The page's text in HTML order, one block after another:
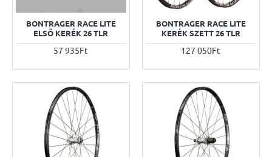
BONTRAGER RACE LITE
ELSŐ KERÉK 26 TLR
57 935Ft
BONTRAGER RACE LITE
KERÉK SZETT 26 TLR
127 050Ft